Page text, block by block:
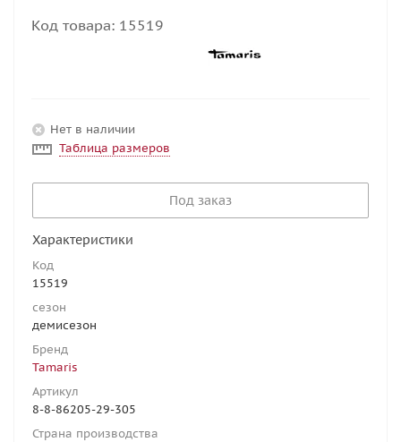
Код товара: 15519
Нет в наличии
Таблица размеров
Под заказ
Характеристики
Код
15519
сезон
демисезон
Бренд
Tamaris
Артикул
8-8-86205-29-305
Страна производства